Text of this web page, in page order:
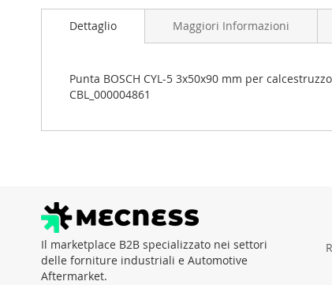
Dettaglio
Punta BOSCH CYL-5 3x50x90 mm per
CBL_000004861
Maggiori Informazioni
Il marketplace B2B specializzato nei settori
delle forniture industriali e Automotive
Aftermarket.